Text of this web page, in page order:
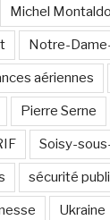
Michel Montaldo
Notre-
aériennes
Pierre Serne
Soisy-
sécurité
Ukraine